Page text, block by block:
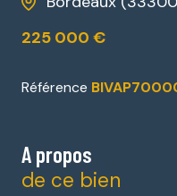
225 000 €
Référence
A propos
de ce bien